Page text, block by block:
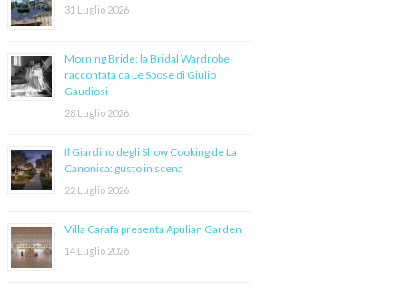
31 Luglio 2026
Morning Bride: la Bridal Wardrobe
raccontata da Le Spose di Giulio
Gaudiosi
28 Luglio 2026
Il Giardino degli Show Cooking de La
Canonica: gusto in scena
22 Luglio 2026
Villa Carafa presenta Apulian Garden
14 Luglio 2026